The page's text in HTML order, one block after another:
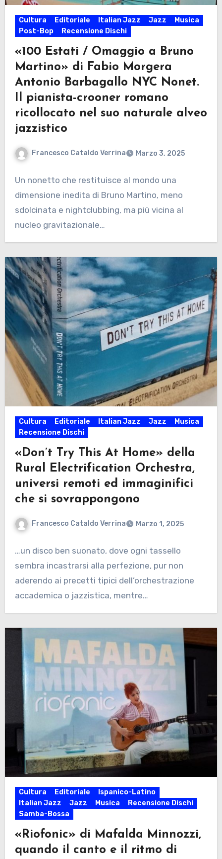
Cultura Editoriale Italian Jazz Jazz
Musica
Post-Bop
Recensione Dischi
«100 Estati / Omaggio a Bruno
Martino» di Fabio Morgera
Antonio Barbagallo NYC Nonet.
Il pianista-crooner romano
ricollocato nel suo naturale alveo
jazzistico
Francesco Cataldo Verrina Marzo 3, 2025
Un nonetto che restituisce al mondo una
dimensione inedita di Bruno Martino, meno
sdolcinata e nightclubbing, ma più vicina al
nucleo gravitazionale…
Cultura Editoriale Italian Jazz Jazz
Musica
Recensione Dischi
«Don’t Try This At Home» della
Rural Electrification Orchestra,
universi remoti ed immaginifici
che si sovrappongono
Francesco Cataldo Verrina Marzo 1, 2025
…un disco ben suonato, dove ogni tassello
sembra incastrarsi alla perfezione, pur non
aderendo ai precetti tipici dell’orchestrazione
accademica o jazzistica, mentre…
Cultura Editoriale
Ispanico-Latino
Italian Jazz
Jazz Musica
Recensione Dischi
Samba-Bossa
«Riofonic» di Mafalda Minnozzi,
quando il canto e il ritmo di